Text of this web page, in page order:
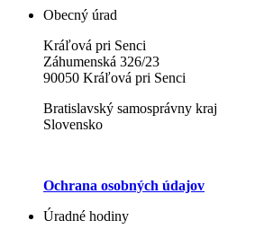
Obecný úrad
Kráľová pri Senci
Záhumenská 326/23
90050 Kráľová pri Senci
Bratislavský samosprávny kraj
Slovensko
Ochrana osobných údajov
Úradné hodiny